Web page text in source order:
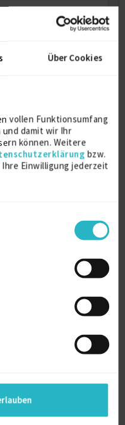
Über Cookies
vollen Funktionsumfang
damit wir Ihr
können. Weitere
bzw.
Ihre Einwilligung jederzeit
(Festanstellung)
Bayern
2011